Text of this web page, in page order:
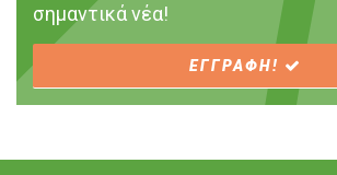
σημαντικά νέα!
ΕΓΓΡΑΦΗ!